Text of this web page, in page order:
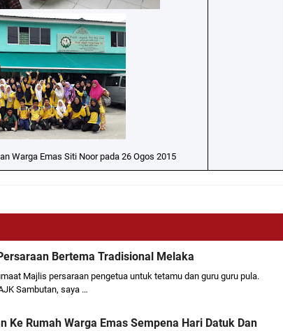
Warga Emas Siti Noor pada 26 Ogos 2015
Bertema Tradisional Melaka
Majlis persaraan pengetua untuk tetamu dan guru guru pula.
Sambutan, saya …
Ke Rumah Warga Emas Sempena Hari Datuk Dan